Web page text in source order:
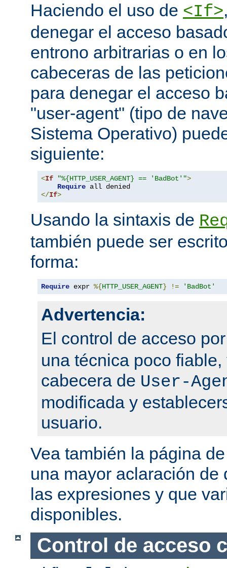
Haciendo el uso de <If>
denegar el acceso
entrono arbitrarias o en
cabeceras de las
para denegar el acceso
"user-agent" (tipo de
Sistema Operativo)
siguiente:
<If "%{HTTP_USER_AGENT} == 'BadBot'">
Require
</If>
Usando la sintaxis de
también puede ser
forma:
Require expr %{HTTP_USER_AGENT} != 'BadBot'
Advertencia:
El control de acceso
una técnica poco
cabecera de User-
modificada y
usuario.
Vea también la página
una mayor aclaración de
las expresiones y que
disponibles.
Control de acceso